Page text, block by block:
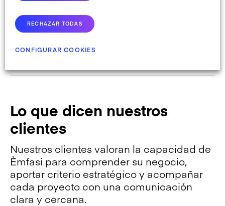
+150
clientes
clientes satisfechos
Lo que dicen nuestros
clientes
Nuestros clientes valoran la capacidad de
Èmfasi para comprender su negocio,
aportar criterio estratégico y acompañar
cada proyecto con una comunicación
clara y cercana.
RECHAZAR TODAS
CONFIGURAR COOKIES